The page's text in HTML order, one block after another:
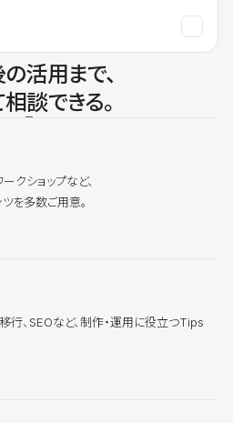
活用まで、
談できる。
クショップなど、
を多数ご用意。
行、SEOなど、制作・運用に役立つTips